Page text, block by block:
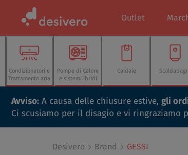
Outlet
Condizionatori e
Trattamento aria
Pompe di Calore
e sistemi ibridi
Caldaie
Avviso: A causa delle chiusure estive, gli
Ci scusiamo per il disagio e vi ringraziamo
Desivero Brand GESSI